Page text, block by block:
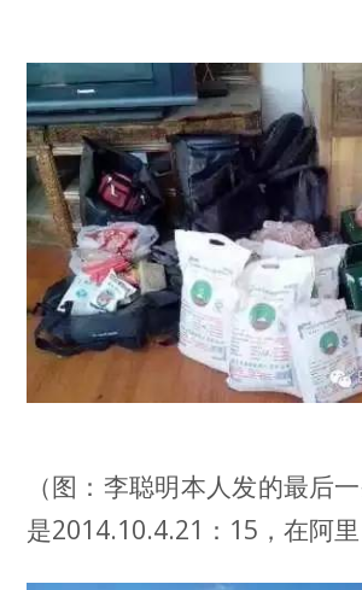
（图：李聪明本人发的最后
是2014.10.4.21：15，在阿里